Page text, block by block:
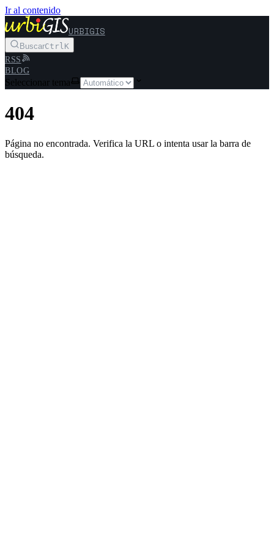
Ir al contenido
URBIGIS
BuscarCtrlK
RSS
BLOG
Seleccionar tema
404
Página no encontrada. Verifica la URL o intenta usar la barra de
búsqueda.